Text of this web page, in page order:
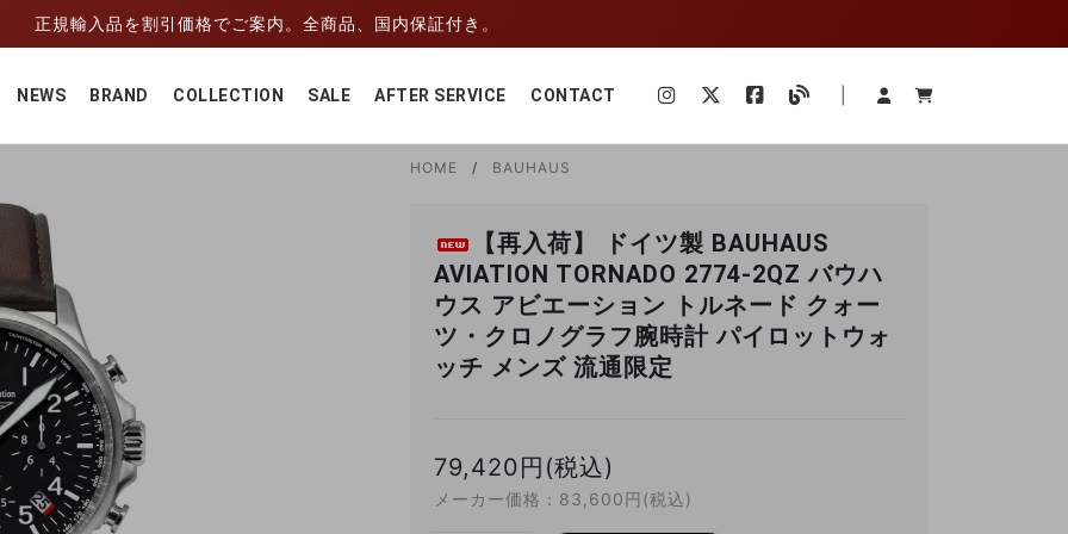
正規輸入品を割引価格でご案内。全商品、国内保証付き。
NEWS BRAND COLLECTION SALE AFTER SERVICE CONTACT
HOME BAUHAUS
【再入荷】 ドイツ製 BAUHAUS
AVIATION TORNADO 2774-2QZ バウハ
ウス アビエーション トルネード クォー
ツ・クロノグラフ腕時計 パイロットウォ
ッチ メンズ 流通限定
79,420円(税込)
メーカー価格：83,600円(税込)